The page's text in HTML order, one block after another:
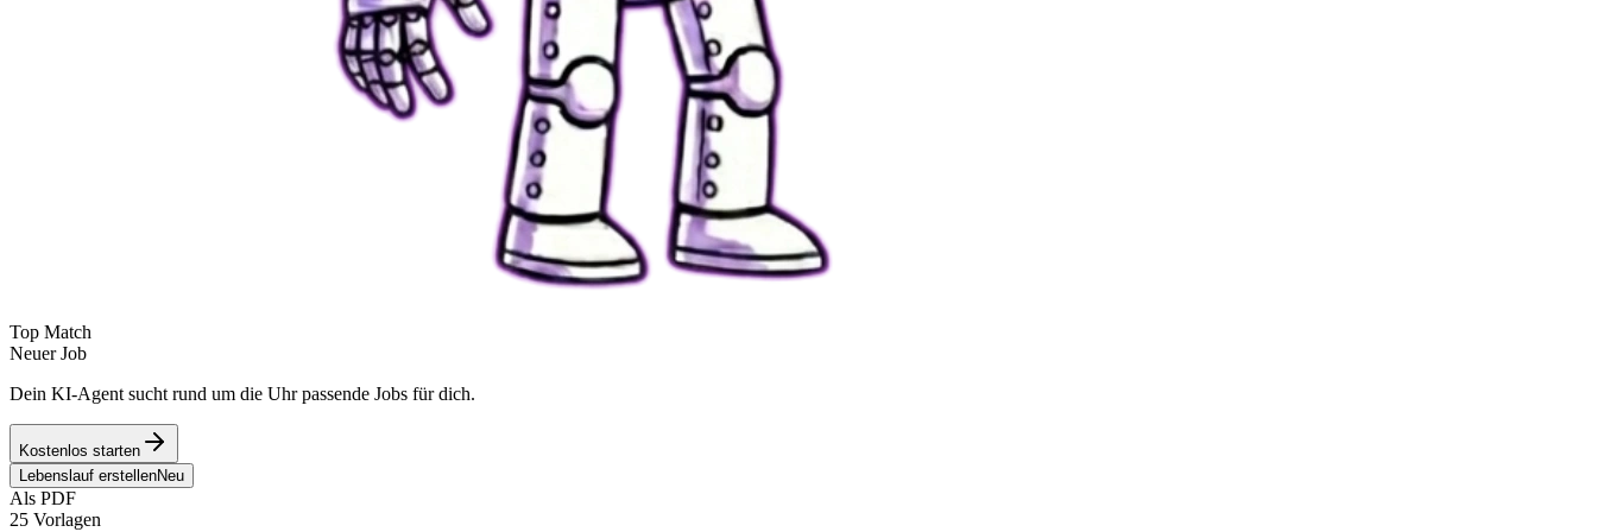
Top Match
Neuer Job
Dein KI-Agent sucht rund um die Uhr passende Jobs für dich.
Kostenlos starten
Lebenslauf erstellenNeu
Als PDF
25 Vorlagen